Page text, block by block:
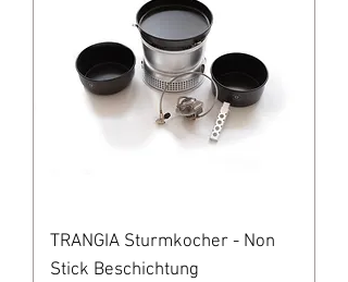
TRANGIA Sturmkocher - Non
Stick Beschichtung